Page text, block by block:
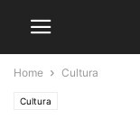
Home Cultura
Cultura